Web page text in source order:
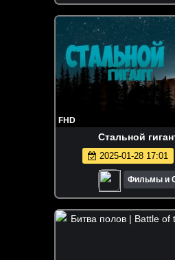
FHD
Стальной
2025-01-28 17:01
Фильмы и